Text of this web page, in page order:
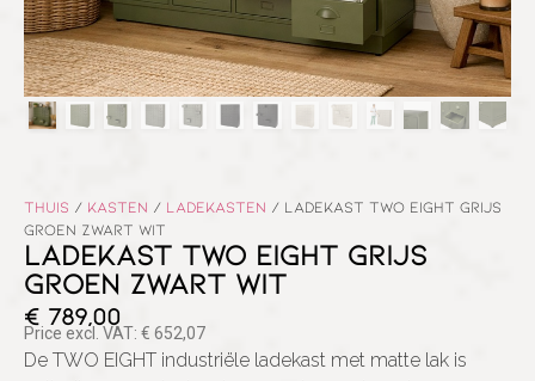
Thuis / Kasten / Ladekasten / LADEKAST TWO EIGHT GRIJS
GROEN ZWART WIT
LADEKAST TWO EIGHT GRIJS
GROEN ZWART WIT
€ 789,00
Price excl. VAT: € 652,07
De TWO EIGHT industriële ladekast met matte lak is